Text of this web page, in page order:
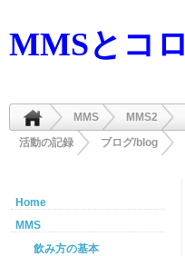
MMSとコ
MMS MMS2
活動の記録
ブログ/blog
Home
MMS
飲み方の基本